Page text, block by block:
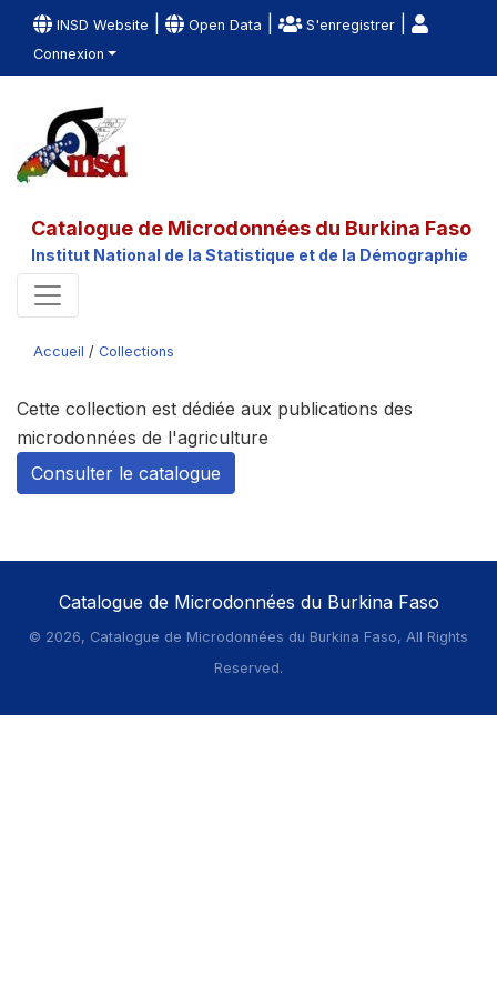
INSD Website Open Data S'enregistrer
Connexion
Catalogue de Microdonnées du Burkina Faso
Institut National de la Statistique et de la Démographie
Accueil / Collections
Cette collection est dédiée aux publications des
microdonnées de l'agriculture
Consulter le catalogue
Catalogue de Microdonnées du Burkina Faso
© 2026, Catalogue de Microdonnées du Burkina Faso, All Rights
Reserved.